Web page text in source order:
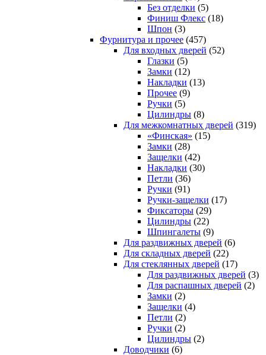
Без отделки (5)
Финиш Флекс (18)
Шпон (3)
Фурнитура и прочее (457)
Для входных дверей (52)
Глазки (5)
Замки (12)
Накладки (13)
Прочее (9)
Ручки (5)
Цилиндры (8)
Для межкомнатных дверей (319)
«Финская» (15)
Замки (28)
Защелки (42)
Накладки (30)
Петли (36)
Ручки (91)
Ручки-защелки (17)
Фиксаторы (29)
Цилиндры (22)
Шпингалеты (9)
Для раздвижных дверей (6)
Для складных дверей (22)
Для стеклянных дверей (17)
Для раздвижных дверей (3)
Для распашных дверей (2)
Замки (2)
Защелки (4)
Петли (2)
Ручки (2)
Цилиндры (2)
Доводчики (6)